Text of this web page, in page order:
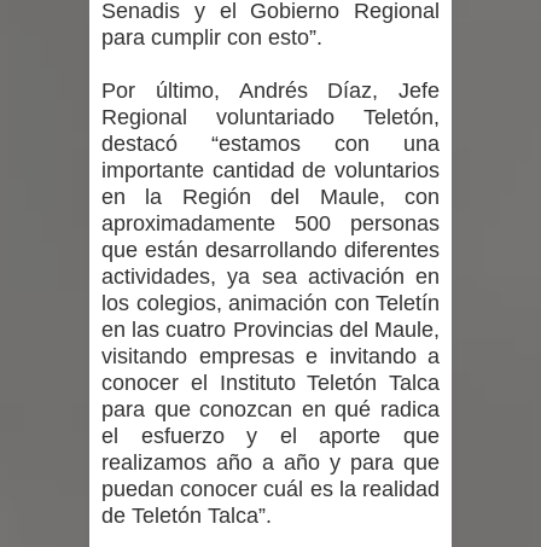
las bajas temperaturas
GORE Maule figura tercero a nivel
nacional en gasto por viajes y
traslados con $133 millones
Dos internos intentaron escapar por
un forado desde la cárcel de Talca
Senadis y el Gobierno Regional
para cumplir con esto”.
Por último, Andrés Díaz, Jefe
Regional voluntariado Teletón,
destacó “estamos con una
importante cantidad de voluntarios
en la Región del Maule, con
aproximadamente 500 personas
que están desarrollando diferentes
actividades, ya sea activación en
los colegios, animación con Teletín
en las cuatro Provincias del Maule,
visitando empresas e invitando a
conocer el Instituto Teletón Talca
para que conozcan en qué radica
el esfuerzo y el aporte que
realizamos año a año y para que
puedan conocer cuál es la realidad
de Teletón Talca”.